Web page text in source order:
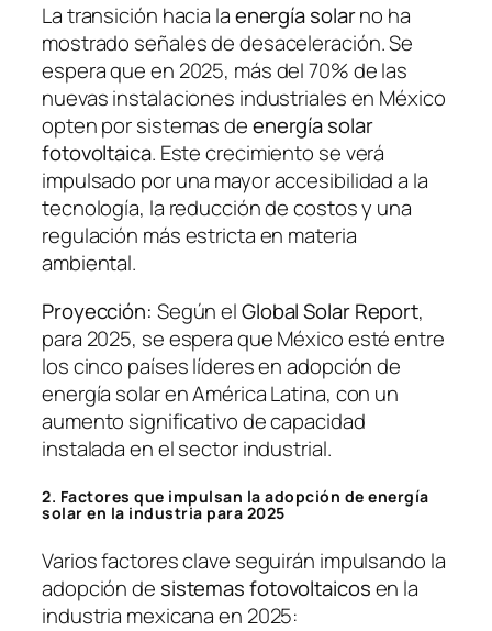
La transición hacia laenergía solarno ha
mostrado señales de desaceleración. Se
espera que en 2025, más del 70% de las
nuevas instalaciones industriales en México
opten por sistemas deenergía solar
fotovoltaica. Este crecimiento se verá
impulsado por una mayor accesibilidad a la
tecnología, la reducción de costos y una
regulación más estricta en materia
ambiental.
Proyección: Según elGlobal Solar Report,
para 2025, se espera que México esté entre
los cinco países líderes en adopción de
energía solar en América Latina, con un
aumento significativo de capacidad
instalada en el sector industrial.
2. Factores que impulsan la adopción de energía
solar en la industria para 2025
Varios factores clave seguirán impulsando la
adopción de sistemas fotovoltaicosen la
industria mexicana en 2025: